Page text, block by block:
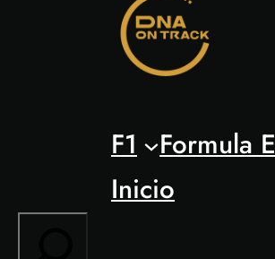
F1 Formula E
Inicio